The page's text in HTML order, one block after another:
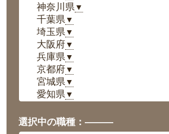
神奈川県 ▼
千葉県 ▼
埼玉県 ▼
大阪府▼
兵庫県 ▼
京都府▼
宮城県 ▼
愛知県 ▼
岡山県▼
広島県▼
選択中の職種：———